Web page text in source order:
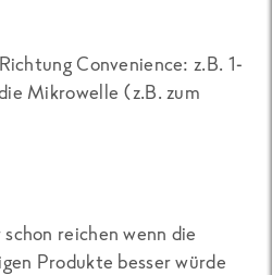
Convenience: z.B. 1-
Mikrowelle (z.B. zum
reichen wenn die
Produkte besser würde